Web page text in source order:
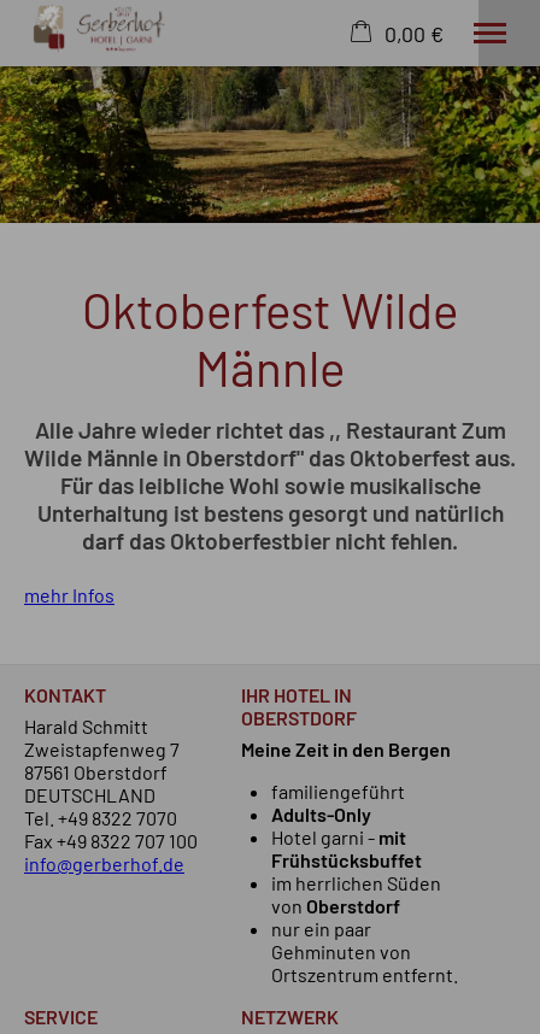
23. bis 30. August
2 Erwachsene
Wissenswertes
Angebote
Extras
0,00 €
×
Warenkorb ist leer
Oktoberfest Wilde
Männle
Alle Jahre wieder richtet das ,, Restaurant Zum
Wilde Männle in Oberstdorf" das Oktoberfest aus.
Für das leibliche Wohl sowie musikalische
Unterhaltung ist bestens gesorgt und natürlich
darf das Oktoberfestbier nicht fehlen.
mehr Infos
KONTAKT
Harald Schmitt
Zweistapfenweg 7
87561 Oberstdorf
DEUTSCHLAND
Tel. +49 8322 7070
Fax +49 8322 707 100
info@gerberhof.de
IHR HOTEL IN
OBERSTDORF
Meine Zeit in den Bergen
familiengeführt
Adults-Only
Hotel garni - mit
Frühstücksbuffet
im herrlichen Süden
von Oberstdorf
nur ein paar
Gehminuten von
Ortszentrum entfernt.
SERVICE
NETZWERK